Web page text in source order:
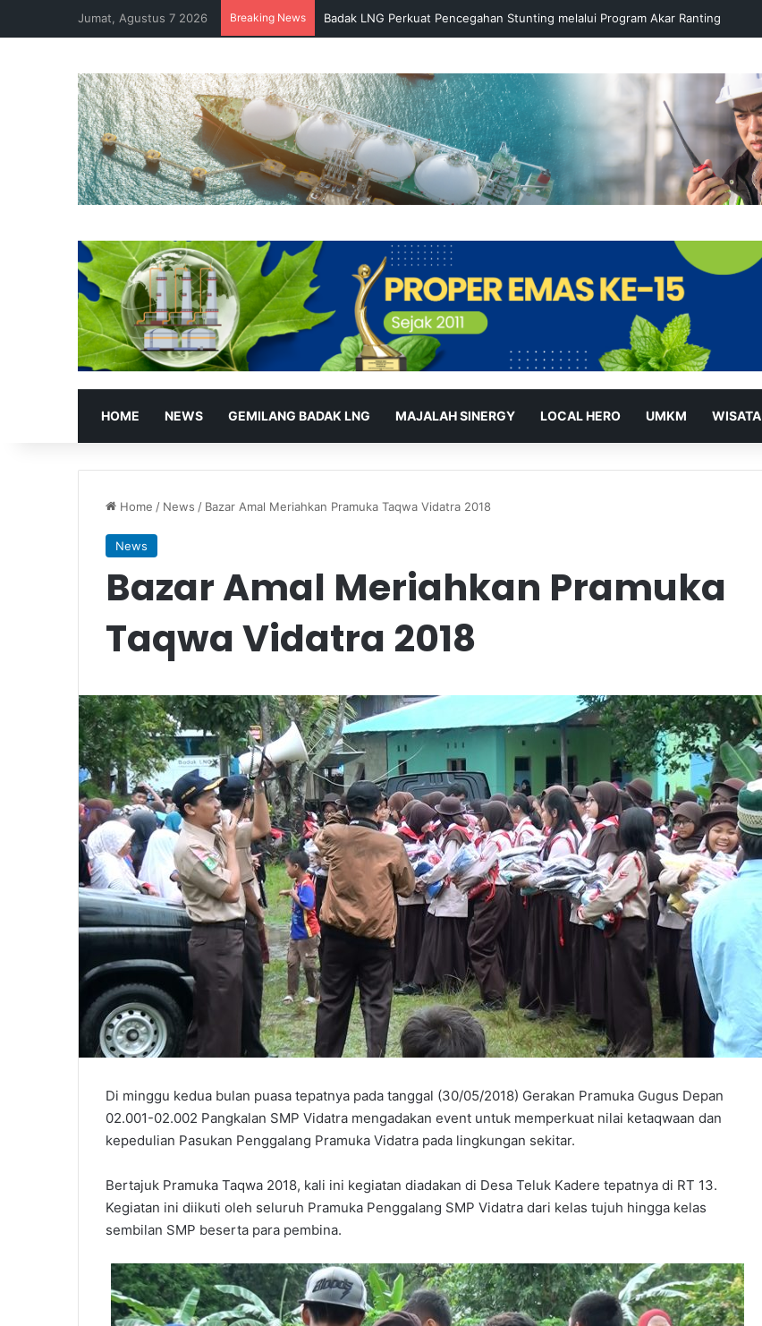
Jumat, Agustus 7 2026 Breaking News Badak LNG Perkuat Pencegahan Stunting melalui Program Akar Ranting
HOME NEWS GEMILANG BADAK LNG MAJALAH SINERGY LOCAL HERO UMKM WISATA
Home / News / Bazar Amal Meriahkan Pramuka Taqwa Vidatra 2018
News
Bazar Amal Meriahkan Pramuka
Taqwa Vidatra 2018
Di minggu kedua bulan puasa tepatnya pada tanggal (30/05/2018) Gerakan Pramuka Gugus Depan
02.001-02.002 Pangkalan SMP Vidatra mengadakan event untuk memperkuat nilai ketaqwaan dan
kepedulian Pasukan Penggalang Pramuka Vidatra pada lingkungan sekitar.
Bertajuk Pramuka Taqwa 2018, kali ini kegiatan diadakan di Desa Teluk Kadere tepatnya di RT 13.
Kegiatan ini diikuti oleh seluruh Pramuka Penggalang SMP Vidatra dari kelas tujuh hingga kelas
sembilan SMP beserta para pembina.